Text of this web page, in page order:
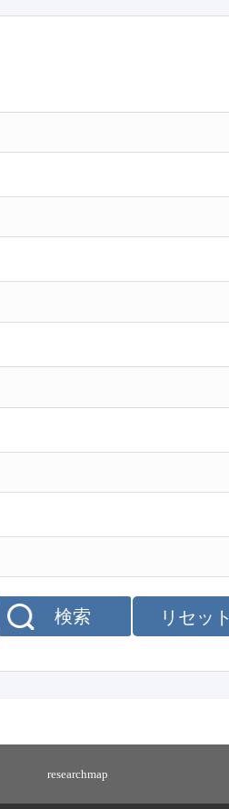
リセット
検索
researchmap